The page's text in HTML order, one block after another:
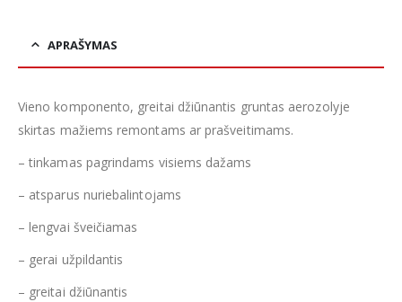
APRAŠYMAS
Vieno komponento, greitai džiūnantis gruntas aerozolyje
skirtas mažiems remontams ar prašveitimams.
– tinkamas pagrindams visiems dažams
– atsparus nuriebalintojams
– lengvai šveičiamas
– gerai užpildantis
– greitai džiūnantis